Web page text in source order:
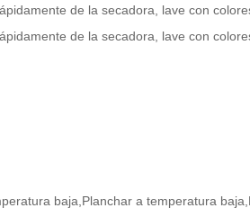
de la secadora, lave con
de la secadora, lave con
baja,Planchar a temperatura